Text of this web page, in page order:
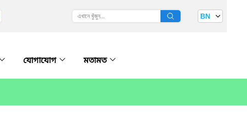
BN
যোগাযোগ মতামত